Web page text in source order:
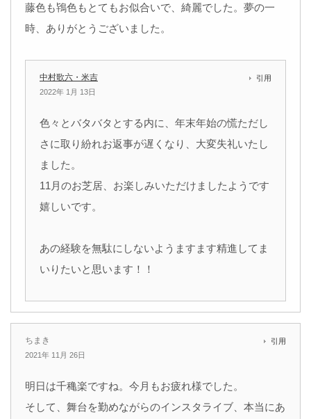
藤色も鴇色もとてもお似合いで、綺麗でした。夢の一
時、ありがとうございました。
中村歌六・米吉
2022年 1月 13日
引用
色々とバタバタとする内に、年末年始の慌ただし
さに取り紛れお返事が遅くなり、大変失礼いたし
ました。
11月のお芝居、お楽しみいただけましたようです
嬉しいです。
あの経験を無駄にしないようますます精進してま
いりたいと思います！！
ちまき
2021年 11月 26日
引用
明日は千穐楽ですね。今月もお疲れ様でした。
そして、舞台を勤めながらのインスタライブ、本当にあ